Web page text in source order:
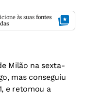
às suas fontes
Milão na sexta-
mas conseguiu
e retomou a